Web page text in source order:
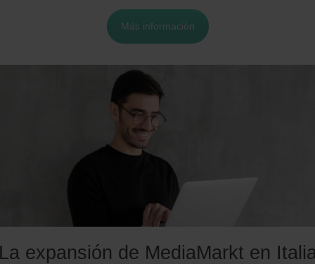
Más información
expansión de MediaMarkt en